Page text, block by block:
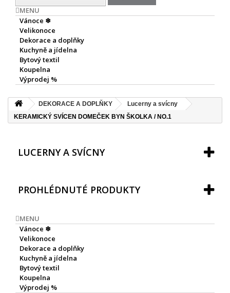
MENU
Vánoce ❄
Velikonoce
Dekorace a doplňky
Kuchyně a jídelna
Bytový textil
Koupelna
Výprodej %
DEKORACE A DOPLŇKY
Lucerny a svícny
KERAMICKÝ SVÍCEN DOMEČEK BYN ŠKOLKA / NO.1
LUCERNY A SVÍCNY
PROHLÉDNUTÉ PRODUKTY
MENU
Vánoce ❄
Velikonoce
Dekorace a doplňky
Kuchyně a jídelna
Bytový textil
Koupelna
Výprodej %